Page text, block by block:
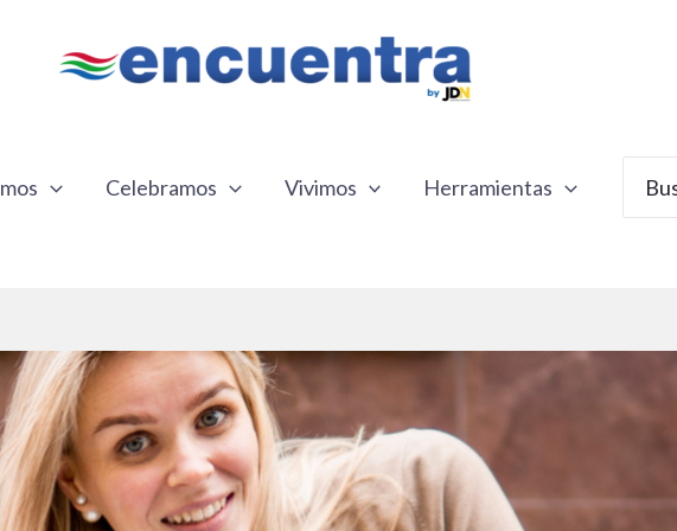
Celebramos Vivimos Herramientas
por: